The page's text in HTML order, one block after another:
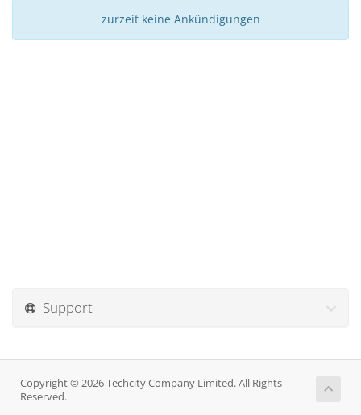
zurzeit keine Ankündigungen
Support
Copyright © 2026 Techcity Company Limited. All Rights
Reserved.